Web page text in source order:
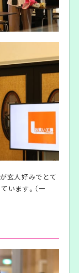
玄人好みでとて
います。（一